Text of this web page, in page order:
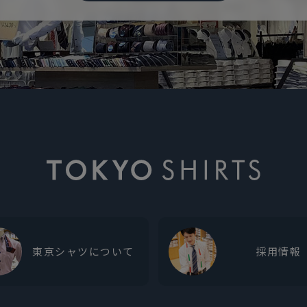
東京シャツについて 採用情報